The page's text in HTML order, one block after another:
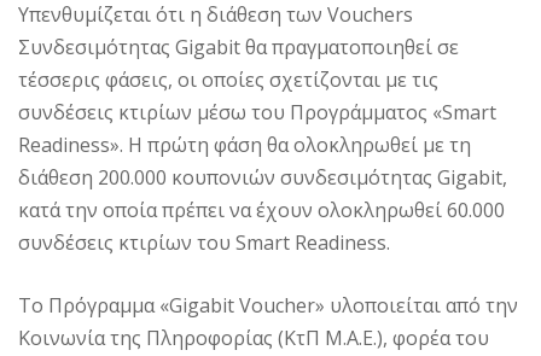
Υπενθυμίζεται ότι η διάθεση των Vouchers
Συνδεσιμότητας Gigabit θα πραγματοποιηθεί σε
τέσσερις φάσεις, οι οποίες σχετίζονται με τις
συνδέσεις κτιρίων μέσω του Προγράμματος «Smart
Readiness». Η πρώτη φάση θα ολοκληρωθεί με τη
διάθεση 200.000 κουπονιών συνδεσιμότητας Gigabit,
κατά την οποία πρέπει να έχουν ολοκληρωθεί 60.000
συνδέσεις κτιρίων του Smart Readiness.
Το Πρόγραμμα «Gigabit Voucher» υλοποιείται από την
Κοινωνία της Πληροφορίας (ΚτΠ Μ.Α.Ε.), φορέα του